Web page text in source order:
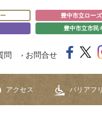
豊中市立ロー
豊中市立市民
問 お問合せ
アクセス バリアフ